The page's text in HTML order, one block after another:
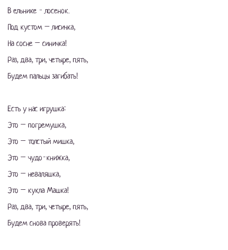
В ельнике - лосенок.
Под кустом – лисичка,
На сосне – синичка!
Раз, два, три, четыре, пять,
Будем пальцы загибать!
Есть у нас игрушка:
Это – погремушка,
Это – толстый мишка,
Это – чудо-книжка,
Это – неваляшка,
Это – кукла Машка!
Раз, два, три, четыре, пять,
Будем снова проверять!